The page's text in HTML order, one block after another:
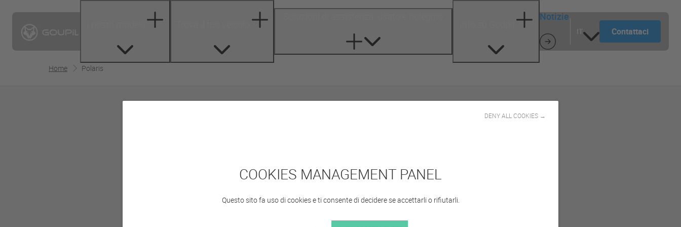
COOKIES MANAGEMENT PANEL
Questo sito fa uso di cookies e ti consente di decidere se accettarli o rifiutarli.
DENY ALL COOKIES →
Notizie
Contattaci
Home Polaris